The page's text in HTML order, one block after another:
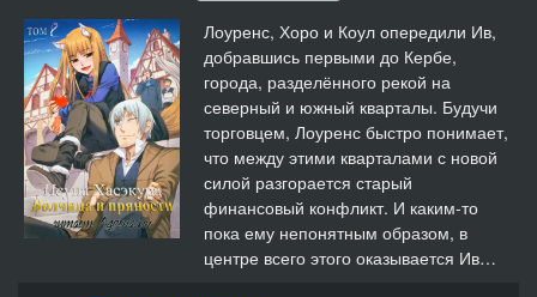
14 Волчица и пряности v08 - Глава 02 06
15 Волчица и пряности v08 - Глава 02 07
09:17
16 Волчица и пряности v08 - Глава 03 01
14:46
17 Волчица и пряности v08 - Глава 03 02
18 Волчица и пряности v08 - Глава 03 03
Лоуренс, Хоро и Коул опередили Ив,
добравшись первыми до Кербе,
города, разделённого рекой на
северный и южный кварталы. Будучи
торговцем, Лоуренс быстро понимает,
что между этими кварталами с новой
силой разгорается старый
финансовый конфликт. И каким-то
пока ему непонятным образом, в
центре всего этого оказывается Ив…